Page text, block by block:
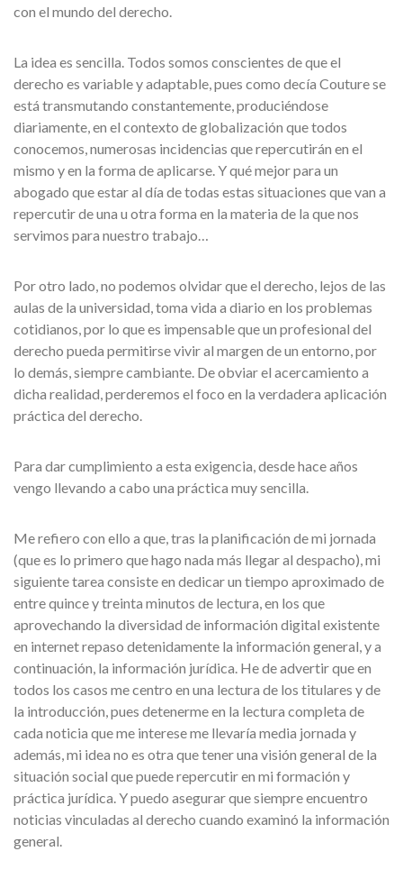
con el mundo del derecho.
La idea es sencilla. Todos somos conscientes de que el
derecho es variable y adaptable, pues como decía Couture se
está transmutando constantemente, produciéndose
diariamente, en el contexto de globalización que todos
conocemos, numerosas incidencias que repercutirán en el
mismo y en la forma de aplicarse. Y qué mejor para un
abogado que estar al día de todas estas situaciones que van a
repercutir de una u otra forma en la materia de la que nos
servimos para nuestro trabajo…
Por otro lado, no podemos olvidar que el derecho, lejos de las
aulas de la universidad, toma vida a diario en los problemas
cotidianos, por lo que es impensable que un profesional del
derecho pueda permitirse vivir al margen de un entorno, por
lo demás, siempre cambiante. De obviar el acercamiento a
dicha realidad, perderemos el foco en la verdadera aplicación
práctica del derecho.
Para dar cumplimiento a esta exigencia, desde hace años
vengo llevando a cabo una práctica muy sencilla.
Me refiero con ello a que, tras la planificación de mi jornada
(que es lo primero que hago nada más llegar al despacho), mi
siguiente tarea consiste en dedicar un tiempo aproximado de
entre quince y treinta minutos de lectura, en los que
aprovechando la diversidad de información digital existente
en internet repaso detenidamente la información general, y a
continuación, la información jurídica. He de advertir que en
todos los casos me centro en una lectura de los titulares y de
la introducción, pues detenerme en la lectura completa de
cada noticia que me interese me llevaría media jornada y
además, mi idea no es otra que tener una visión general de la
situación social que puede repercutir en mi formación y
práctica jurídica. Y puedo asegurar que siempre encuentro
noticias vinculadas al derecho cuando examinó la información
general.